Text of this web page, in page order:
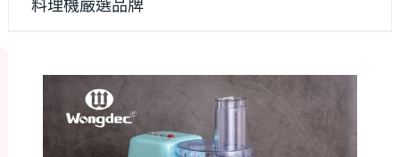
料理機嚴選品牌